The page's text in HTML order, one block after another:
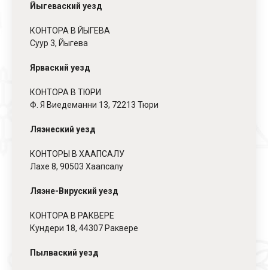
Йыгеваский уезд
КОНТОРА В ЙЫГЕВА
Суур 3, Йыгева
Ярваский уезд
КОНТОРА В ТЮРИ
Ф. Я Виедеманни 13, 72213 Тюри
Ляэнеский уезд
КОНТОРЫ В ХААПСАЛУ
Лахе 8, 90503 Хаапсалу
Ляэне-Вируский уезд
КОНТОРА В РАКВЕРЕ
Кундери 18, 44307 Раквере
Пылваский уезд